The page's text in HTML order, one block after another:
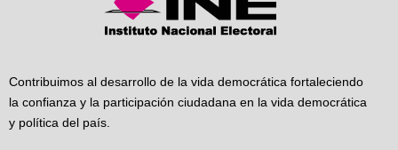
Contribuimos al desarrollo de la vida democrática fortaleciendo
la confianza y la participación ciudadana en la vida democrática
y política del país.